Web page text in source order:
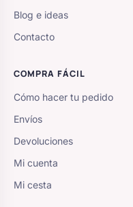
Blog e ideas
Contacto
COMPRA FÁCIL
Cómo hacer tu pedido
Envíos
Devoluciones
Mi cuenta
Mi cesta